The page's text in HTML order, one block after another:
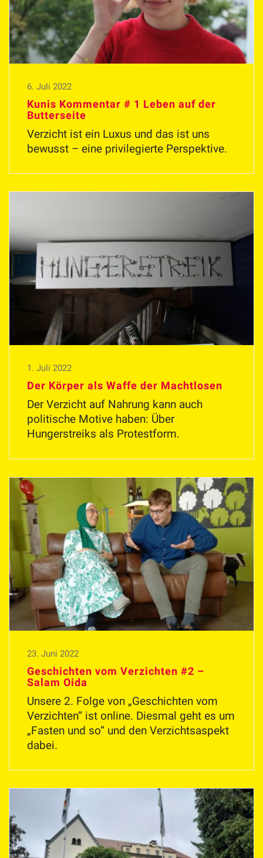
6. Juli 2022
Kunis Kommentar # 1 Leben auf der
Butterseite
Verzicht ist ein Luxus und das ist uns
bewusst – eine privilegierte Perspektive.
1. Juli 2022
Der Körper als Waffe der Machtlosen
Der Verzicht auf Nahrung kann auch
politische Motive haben: Über
Hungerstreiks als Protestform.
23. Juni 2022
Geschichten vom Verzichten #2 –
Salam Oida
Unsere 2. Folge von „Geschichten vom
Verzichten“ ist online. Diesmal geht es um
„Fasten und so“ und den Verzichtsaspekt
dabei.